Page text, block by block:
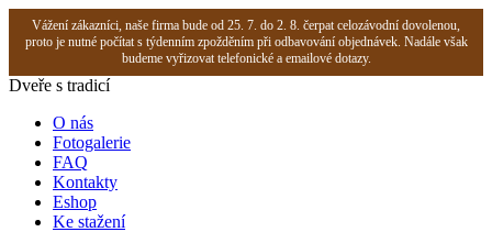
Vážení zákazníci, naše firma bude od 25. 7. do 2. 8. čerpat celozávodní dovolenou,
proto je nutné počítat s týdenním zpožděním při odbavování objednávek. Nadále však
budeme vyřizovat telefonické a emailové dotazy.
Dveře s tradicí
O nás
Fotogalerie
FAQ
Kontakty
Eshop
Ke stažení